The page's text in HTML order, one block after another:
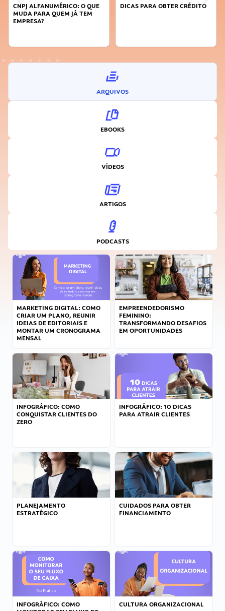
CNPJ ALFANUMÉRICO: O QUE
MUDA PARA QUEM JÁ TEM
EMPRESA?
DICAS PARA OBTER CRÉDITO
ARQUIVOS
EBOOKS
VÍDEOS
ARTIGOS
PODCASTS
MARKETING DIGITAL: COMO
CRIAR UM PLANO, REUNIR
IDEIAS DE EDITORIAIS E
MONTAR UM CRONOGRAMA
MENSAL
EMPREENDEDORISMO
FEMININO:
TRANSFORMANDO DESAFIOS
EM OPORTUNIDADES
INFOGRÁFICO: COMO
CONQUISTAR CLIENTES DO
ZERO
INFOGRÁFICO: 10 DICAS
PARA ATRAIR CLIENTES
PLANEJAMENTO
ESTRATÉGICO
CUIDADOS PARA OBTER
FINANCIAMENTO
INFOGRÁFICO: COMO
CULTURA ORGANIZACIONAL